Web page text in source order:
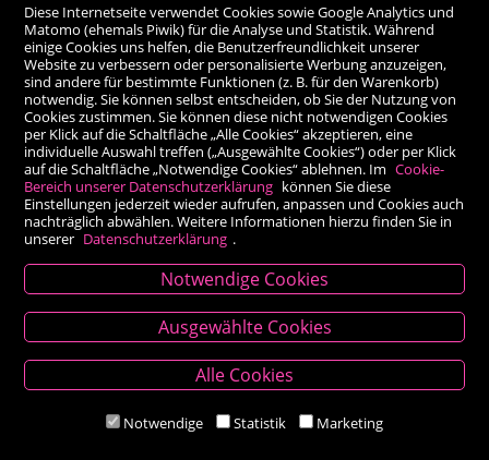
Kontakt
Besold Buch-Papier
Hauptplatz 14, 9300 St. Veit an der Glan
M:bestellung@besold.at
Diese Internetseite verwendet Cookies sowie Google Analytics und
Matomo (ehemals Piwik) für die Analyse und Statistik. Während
einige Cookies uns helfen, die Benutzerfreundlichkeit unserer
Website zu verbessern oder personalisierte Werbung anzuzeigen,
sind andere für bestimmte Funktionen (z. B. für den Warenkorb)
notwendig. Sie können selbst entscheiden, ob Sie der Nutzung von
Cookies zustimmen. Sie können diese nicht notwendigen Cookies
per Klick auf die Schaltfläche „Alle Cookies“ akzeptieren, eine
individuelle Auswahl treffen („Ausgewählte Cookies“) oder per Klick
auf die Schaltfläche „Notwendige Cookies“ ablehnen. Im Cookie-
Bereich unserer Datenschutzerklärung können Sie diese
Einstellungen jederzeit wieder aufrufen, anpassen und Cookies auch
nachträglich abwählen. Weitere Informationen hierzu finden Sie in
unserer Datenschutzerklärung .
Notwendige Cookies
Ausgewählte Cookies
Alle Cookies
Notwendige Statistik Marketing